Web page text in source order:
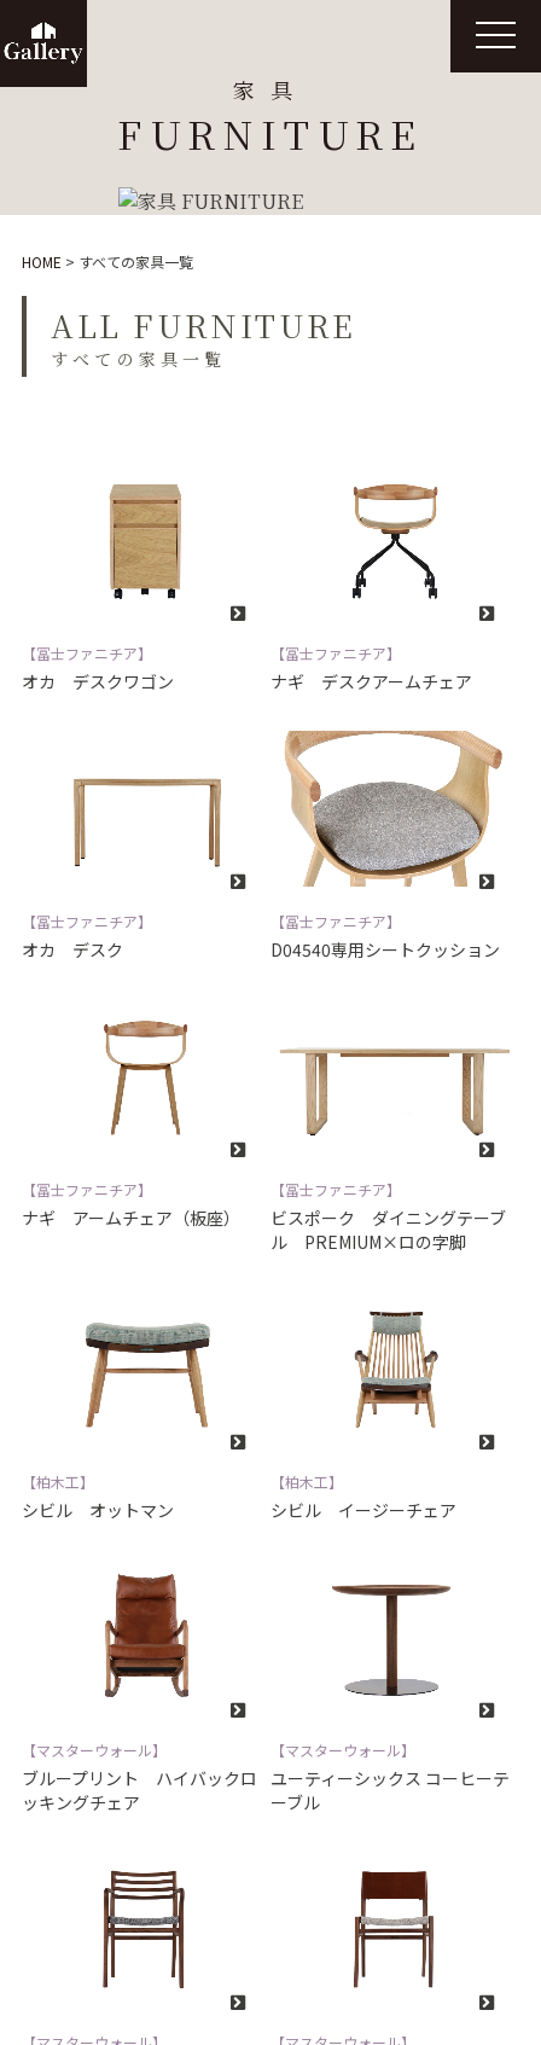
家具
FURNITURE
t
o
g
HOME > すべての家具一覧
ALL FURNITURE
すべての家具一覧
【冨士ファニチア】
オカ デスクワゴン
【冨士ファニチア】
ナギ デスクアームチェア
【冨士ファニチア】
オカ デスク
【冨士ファニチア】
D04540専用シートクッション
【冨士ファニチア】
ナギ アームチェア（板座）
【冨士ファニチア】
ビスポーク ダイニングテーブ
ル PREMIUM×ロの字脚
【柏木工】
シビル オットマン
【柏木工】
シビル イージーチェア
【マスターウォール】
ブループリント ハイバックロ
ッキングチェア
【マスターウォール】
ユーティーシックス コーヒーテ
ーブル